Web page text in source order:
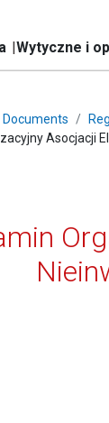
Wytyczne i
Documents
Asocjacji